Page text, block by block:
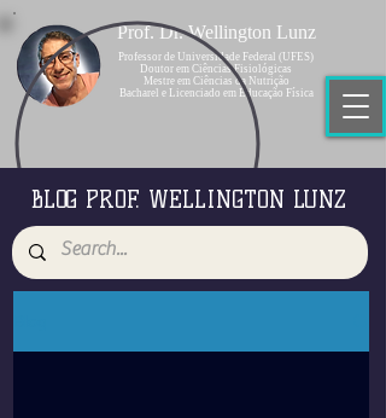
Prof. Dr. Wellington Lunz
Professor de Universidade Federal (UFES)
Doutor em Ciências Fisiológicas
Mestre em Ciências da Nutrição
Bacharel e Licenciado em Educação Física
BLOG PROF. WELLINGTON LUNZ